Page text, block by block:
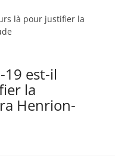
là pour justifier la
19 est-il
la
Henrion-